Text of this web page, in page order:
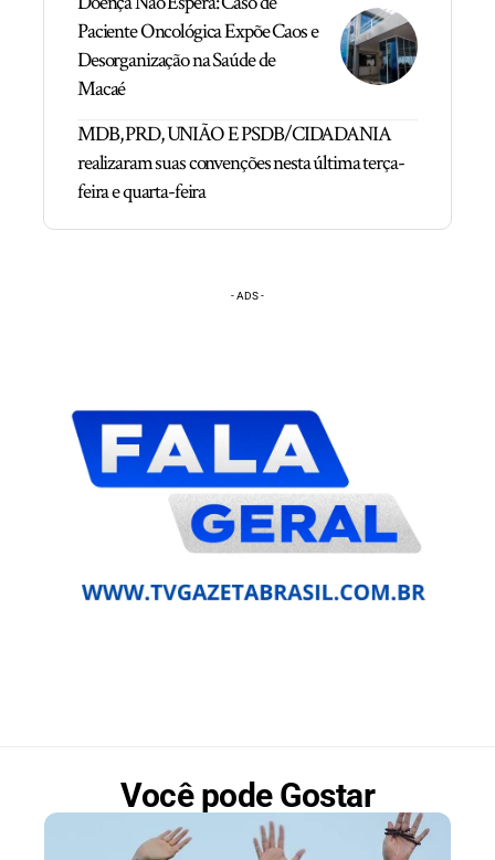
Paciente Oncológica Expõe Caos e
Desorganização na Saúde de
Macaé
MDB, PRD, UNIÃO E PSDB/CIDADANIA
realizaram suas convenções nesta última terça-
feira e quarta-feira
- ADS -
Você pode Gostar